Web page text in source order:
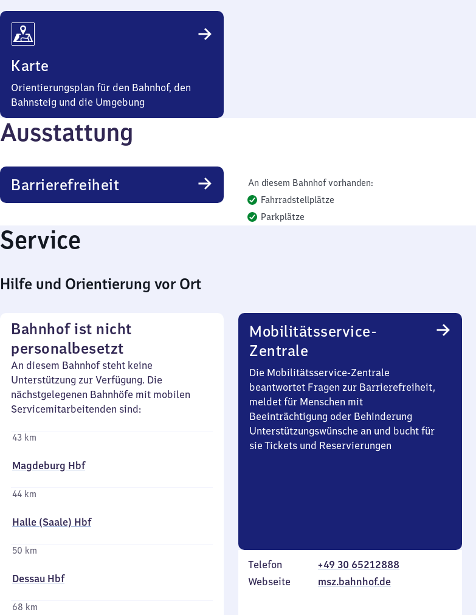
Karte
Orientierungsplan für den Bahnhof, den
Bahnsteig und die Umgebung
Ausstattung
Barrierefreiheit
An diesem Bahnhof vorhanden:
Fahrradstellplätze
Parkplätze
Service
Hilfe und Orientierung vor Ort
Bahnhof ist nicht
personalbesetzt
An diesem Bahnhof steht keine
Unterstützung zur Verfügung. Die
nächstgelegenen Bahnhöfe mit mobilen
Servicemitarbeitenden sind:
43 km
Magdeburg Hbf
44 km
Halle (Saale) Hbf
50 km
Dessau Hbf
68 km
Mobilitätsservice-
Zentrale
Die Mobilitätsservice-Zentrale
beantwortet Fragen zur Barrierefreiheit,
meldet für Menschen mit
Beeinträchtigung oder Behinderung
Unterstützungswünsche an und bucht für
sie Tickets und Reservierungen
Telefon
+49 30 65212888
Webseite
msz.bahnhof.de